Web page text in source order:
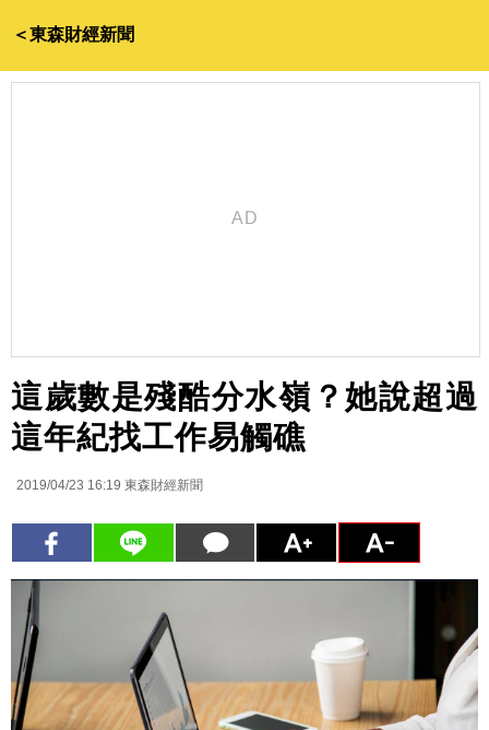
＜東森財經新聞
這歲數是殘酷分水嶺？她說超過
這年紀找工作易觸礁
2019/04/23 16:19 東森財經新聞